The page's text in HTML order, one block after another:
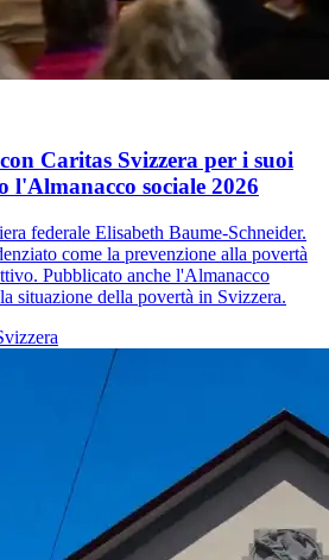
Caritas Svizzera per i suoi
l'Almanacco sociale 2026
federale Elisabeth Baume-Schneider.
come la prevenzione alla povertà
Pubblicato anche l'Almanacco
situazione della povertà in Svizzera.